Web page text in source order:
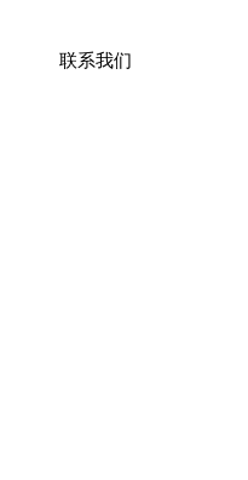
联系我们